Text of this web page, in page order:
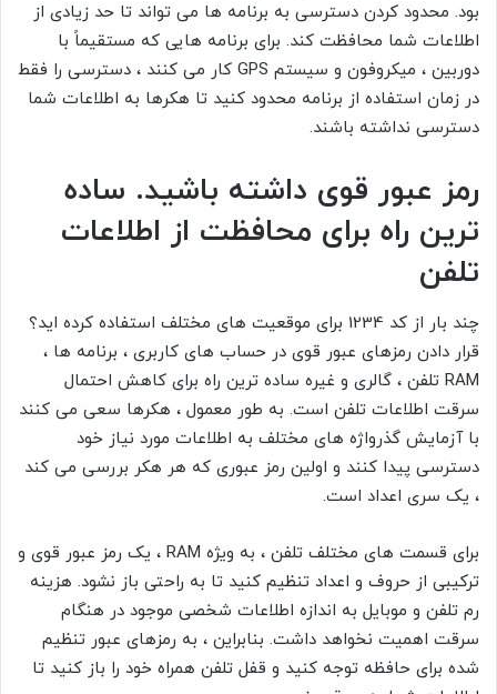
بود. محدود کردن دسترسی به برنامه ها می تواند تا حد زیادی از
اطلاعات شما محافظت کند. برای برنامه هایی که مستقیماً با
دوربین ، میکروفون و سیستم GPS کار می کنند ، دسترسی را فقط
در زمان استفاده از برنامه محدود کنید تا هکرها به اطلاعات شما
دسترسی نداشته باشند.
رمز عبور قوی داشته باشید. ساده
ترین راه برای محافظت از اطلاعات
تلفن
چند بار از کد 1234 برای موقعیت های مختلف استفاده کرده اید؟
قرار دادن رمزهای عبور قوی در حساب های کاربری ، برنامه ها ،
RAM تلفن ، گالری و غیره ساده ترین راه برای کاهش احتمال
سرقت اطلاعات تلفن است. به طور معمول ، هکرها سعی می کنند
با آزمایش گذرواژه های مختلف به اطلاعات مورد نیاز خود
دسترسی پیدا کنند و اولین رمز عبوری که هر هکر بررسی می کند
، یک سری اعداد است.
برای قسمت های مختلف تلفن ، به ویژه RAM ، یک رمز عبور قوی و
ترکیبی از حروف و اعداد تنظیم کنید تا به راحتی باز نشود. هزینه
رم تلفن و موبایل به اندازه اطلاعات شخصی موجود در هنگام
سرقت اهمیت نخواهد داشت. بنابراین ، به رمزهای عبور تنظیم
شده برای حافظه توجه کنید و قفل تلفن همراه خود را باز کنید تا